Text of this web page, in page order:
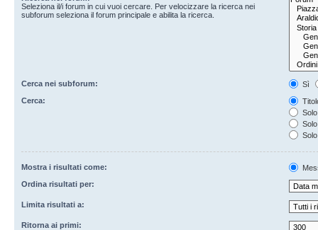
Seleziona il/i forum in cui vuoi cercare. Per velocizzare la ricerca nei
subforum seleziona il forum principale e abilita la ricerca.
Cerca nei subforum:
Sì
Cerca:
Mostra i risultati come:
Ordina risultati per:
Limita risultati a:
Ritorna ai primi: